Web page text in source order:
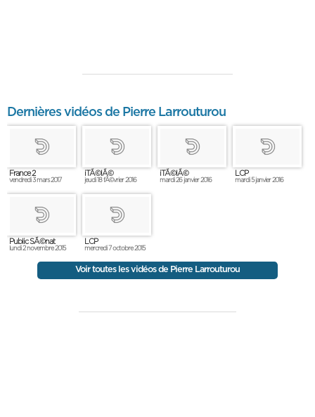
Dernières vidéos de Pierre Larrouturou
France 2
vendredi 3 mars 2017
iTÃ©lÃ©
jeudi 18 fÃ©vrier 2016
iTÃ©lÃ©
mardi 26 janvier 2016
LCP
mardi 5 janvier 2016
Public SÃ©nat
lundi 2 novembre 2015
LCP
mercredi 7 octobre 2015
Voir toutes les vidéos de Pierre Larrouturou